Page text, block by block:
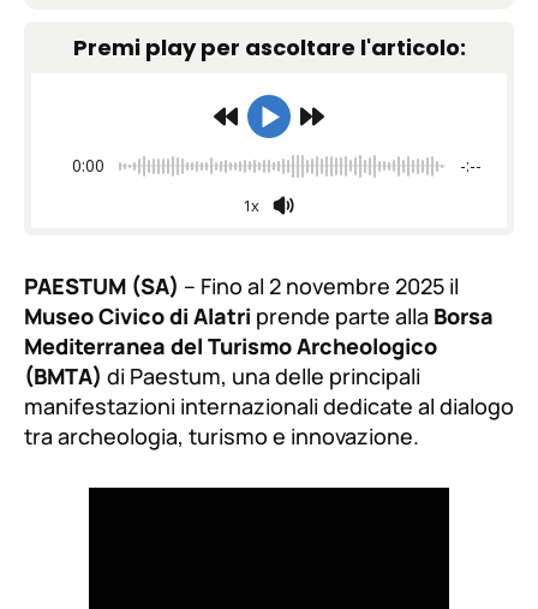
fuente.
de
fuente
tamaño
fuente.
Premi play per ascoltare l'articolo:
0:00 -:--
1x
PAESTUM (SA) – Fino al 2 novembre 2025 il
Museo Civico di Alatri prende parte alla Borsa
Mediterranea del Turismo Archeologico
(BMTA) di Paestum, una delle principali
manifestazioni internazionali dedicate al dialogo
tra archeologia, turismo e innovazione.